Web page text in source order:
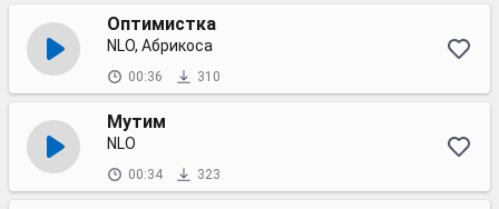
Оптимистка
NLO, Абрикоса
00:36 310
Мутим
NLO
00:34 323